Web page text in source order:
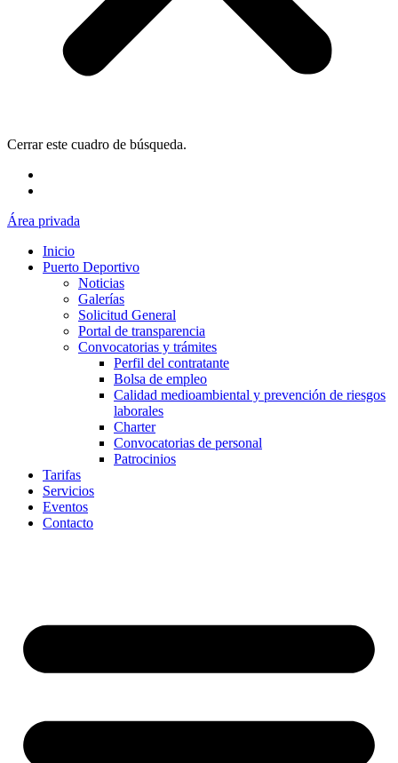
Cerrar este cuadro de búsqueda.
Área privada
Inicio
Puerto Deportivo
Noticias
Galerías
Solicitud General
Portal de transparencia
Convocatorias y trámites
Perfil del contratante
Bolsa de empleo
Calidad medioambiental y prevención de riesgos
laborales
Charter
Convocatorias de personal
Patrocinios
Tarifas
Servicios
Eventos
Contacto